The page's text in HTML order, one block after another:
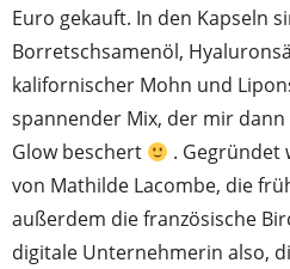
Euro gekauft. In den Kapseln
Borretschsamenöl,
kalifornischer Mohn und
spannender Mix, der mir
Glow beschert
. Gegründet
von Mathilde Lacombe, die
außerdem die französische
digitale Unternehmerin also,